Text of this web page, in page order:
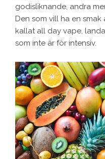
godisliknande, andra
Den som vill ha en
kallat all day vape,
som inte är för intensiv.